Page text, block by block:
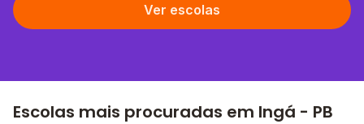
Ver escolas
Escolas mais procuradas em Ingá - PB